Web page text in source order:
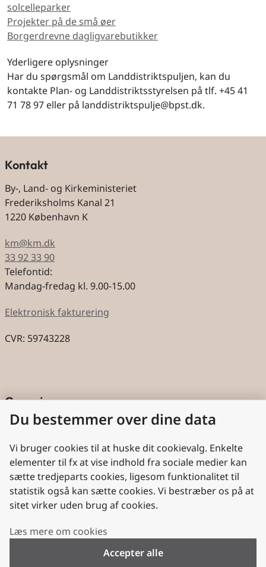
solcelleparker
Projekter på de små øer
Borgerdrevne dagligvarebutikker
Yderligere oplysninger
Har du spørgsmål om Landdistriktspuljen, kan du
kontakte Plan- og Landdistriktsstyrelsen på tlf. +45 41
71 78 97 eller på landdistriktspulje@bpst.dk.
Kontakt
By-, Land- og Kirkeministeriet
Frederiksholms Kanal 21
1220 København K
km@km.dk
33 92 33 90
Telefontid:
Mandag-fredag kl. 9.00-15.00
Elektronisk fakturering
CVR: 59743228
Genveje
Cookies
Aktindsigt
Persondatabeskyttelse
Nyttige links
Plan- og Landdistriktsstyrelsen
Du bestemmer over dine data
Vi bruger cookies til at huske dit cookievalg. Enkelte
elementer til fx at vise indhold fra sociale medier kan
sætte tredjeparts cookies, ligesom funktionalitet til
statistik også kan sætte cookies. Vi bestræber os på at
sitet virker uden brug af cookies.
Læs mere om cookies
Accepter alle